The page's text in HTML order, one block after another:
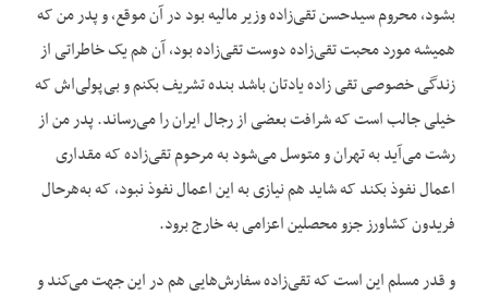
بشود، محروم سیدحسن تقی‌زاده وزیر مالیه بود در آن موقع، و پدر من که
همیشه مورد محبت تقی‌زاده دوست تقی‌زاده بود، آن هم یک خاطراتی از
زندگی خصوصی تقی زاده یادتان باشد بنده تشریف بکنم و بی‌پولی‌اش که
خیلی جالب است که شرافت بعضی از رجال ایران را می‌رساند. پدر من از
رشت می‌آید به تهران و متوسل می‌شود به مرحوم تقی‌زاده که مقداری
اعمال نفوذ بکند که شاید هم نیازی به این اعمال نفوذ نبود، که به‌هرحال
فریدون کشاورز جزو محصلین اعزامی به خارج برود.
و قدر مسلم این است که تقی‌زاده سفارش‌هایی هم در این جهت می‌کند و